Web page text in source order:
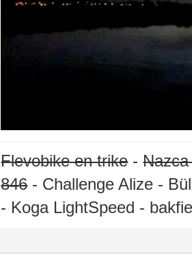
Flevobike en trike-
846- Challenge Alize -
- Koga LightSpeed -